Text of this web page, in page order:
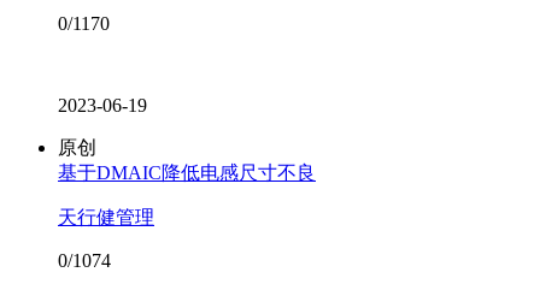
0/1170
2023-06-19
原创
基于DMAIC降低电感尺寸不良
天行健管理
0/1074